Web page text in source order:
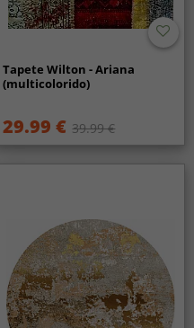
Tapete Wilton - Ariana
(multicolorido)
29.99 € 39.99 €